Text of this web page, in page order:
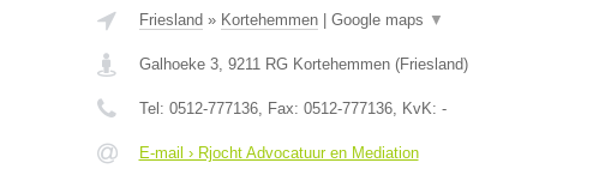
Friesland » Kortehemmen| Google maps ▼
Galhoeke 3, 9211 RG Kortehemmen(Friesland)
Tel: 0512-777136, Fax: 0512-777136, KvK: -
E-mail › Rjocht Advocatuur en Mediation